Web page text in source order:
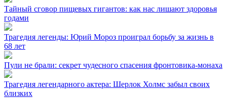
Тайный сговор пищевых гигантов: как нас лишают здоровья
годами
Трагедия легенды: Юрий Мороз проиграл борьбу за жизнь в
68 лет
Пули не брали: секрет чудесного спасения фронтовика-монаха
Трагедия легендарного актера: Шерлок Холмс забыл своих
близких